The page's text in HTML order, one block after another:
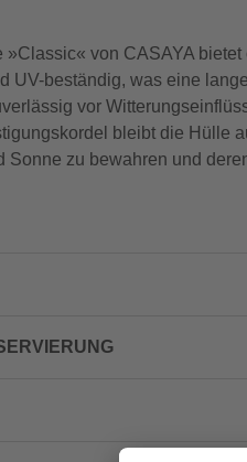
»Classic« von CASAYA
UV-beständig, was eine
vor
bleibt die Hülle
Sonne zu bewahren und